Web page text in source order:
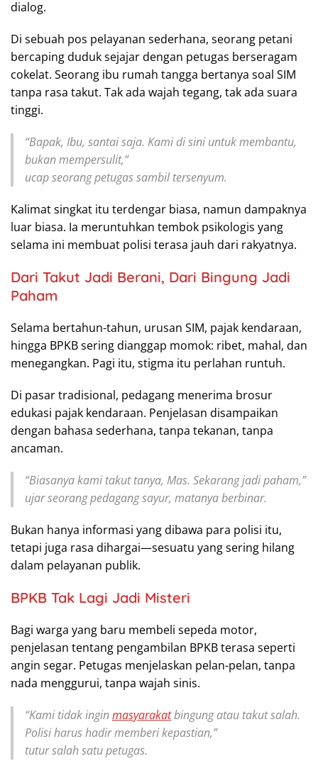
dialog.
Di sebuah pos pelayanan sederhana, seorang petani
bercaping duduk sejajar dengan petugas berseragam
cokelat. Seorang ibu rumah tangga bertanya soal SIM
tanpa rasa takut. Tak ada wajah tegang, tak ada suara
tinggi.
“Bapak, Ibu, santai saja. Kami di sini untuk membantu,
bukan mempersulit,”
ucap seorang petugas sambil tersenyum.
Kalimat singkat itu terdengar biasa, namun dampaknya
luar biasa. Ia meruntuhkan tembok psikologis yang
selama ini membuat polisi terasa jauh dari rakyatnya.
Dari Takut Jadi Berani, Dari Bingung Jadi
Paham
Selama bertahun-tahun, urusan SIM, pajak kendaraan,
hingga BPKB sering dianggap momok: ribet, mahal, dan
menegangkan. Pagi itu, stigma itu perlahan runtuh.
Di pasar tradisional, pedagang menerima brosur
edukasi pajak kendaraan. Penjelasan disampaikan
dengan bahasa sederhana, tanpa tekanan, tanpa
ancaman.
“Biasanya kami takut tanya, Mas. Sekarang jadi paham,”
ujar seorang pedagang sayur, matanya berbinar.
Bukan hanya informasi yang dibawa para polisi itu,
tetapi juga rasa dihargai—sesuatu yang sering hilang
dalam pelayanan publik.
BPKB Tak Lagi Jadi Misteri
Bagi warga yang baru membeli sepeda motor,
penjelasan tentang pengambilan BPKB terasa seperti
angin segar. Petugas menjelaskan pelan-pelan, tanpa
nada menggurui, tanpa wajah sinis.
“Kami tidak inginmasyarakatbingung atau takut salah.
Polisi harus hadir memberi kepastian,”
tutur salah satu petugas.